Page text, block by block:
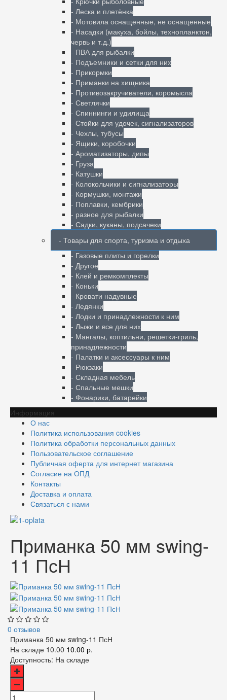
- Леска и плетёнка
- Мотовила оснащенные, не оснащенные
- Насадки (макуха, бойлы, технопланктон,
червь и т.д.)
- ПВА для рыбалки
- Подъемники и сетки для них
- Прикормки
- Приманки на хищника
- Противозакручиватели, коромысла
- Светлячки
- Спиннинги и удилища
- Стойки для удочек, сигнализаторов
- Чехлы, тубусы
- Ящики, коробочки
- Ароматизаторы, дипы
- Груза
- Катушки
- Колокольчики и сигнализаторы
- Кормушки, монтажи
- Поплавки, кембрики
- разное для рыбалки
- Садки, куканы, подсачеки
- Товары для спорта, туризма и отдыха
- Газовые плиты и горелки
- Другое
- Клей и ремкомплекты
- Коньки
- Кровати надувные
- Ледянки
- Лодки и принадлежности к ним
- Лыжи и все для них
- Мангалы, коптильни, решетки-гриль,
принадлежности
- Палатки и аксессуары к ним
- Рюкзаки
- Складная мебель
- Спальные мешки
- Фонарики, батарейки
Информация
О нас
Политика использования cookies
Политика обработки персональных данных
Пользовательское соглашение
Публичная оферта для интернет магазина
Согласие на ОПД
Контакты
Доставка и оплата
Связаться с нами
Приманка 50 мм swing-
11 ПсН
0 отзывов
Приманка 50 мм swing-11 ПсН
На складе 10.00 10.00 р.
Доступность: На складе